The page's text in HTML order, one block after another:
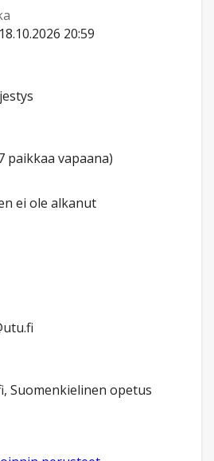
20:59
paikkaa vapaana)
ei ole alkanut
Suomenkielinen opetus